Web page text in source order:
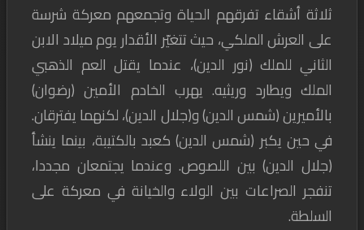
ثلاثة أشقاء تفرقهم الحياة وتجمعهم معركة شرسة
على العرش الملكي، حيث تتغيّر الأقدار يوم ميلاد الابن
الثاني للملك (نور الدين)، عندما يقتل العم الذهبي
الملك ويطارد وريثيه. يهرب الخادم الأمين (رضوان)
بالأميرين (شمس الدين) و(جلال الدين)، لكنهما يفترقان.
في حين يكبر (شمس الدين) كعبد بالكتيبة، بينما ينشأ
(جلال الدين) بين اللصوص. وعندما يجتمعان مجددا،
تنفجر الصراعات بين الولاء والخيانة في معركة على
السلطة.